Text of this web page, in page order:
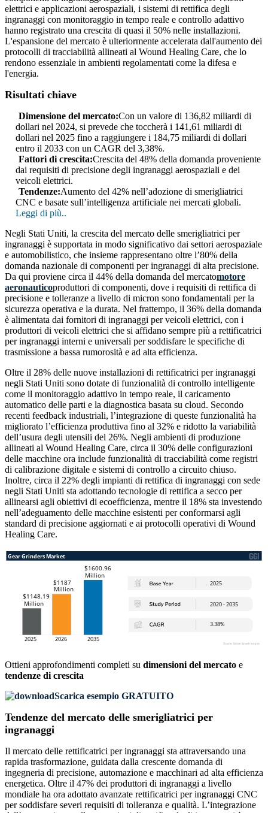
elettrici e applicazioni aerospaziali, i sistemi di rettifica degli
ingranaggi con monitoraggio in tempo reale e controllo adattivo
hanno registrato una crescita di quasi il 50% nelle installazioni.
L'espansione del mercato è ulteriormente accelerata dall'aumento dei
protocolli di tracciabilità allineati al Wound Healing Care, che lo
rendono essenziale in ambienti regolamentati come la difesa e
l'energia.
Risultati chiave
Dimensione del mercato:Con un valore di 136,82 miliardi di
dollari nel 2024, si prevede che toccherà i 141,61 miliardi di
dollari nel 2025 fino a raggiungere i 184,75 miliardi di dollari
entro il 2033 con un CAGR del 3,38%.
Fattori di crescita:Crescita del 48% della domanda proveniente
dai requisiti di precisione degli ingranaggi aerospaziali e dei
veicoli elettrici.
Tendenze:Aumento del 42% nell’adozione di smerigliatrici
CNC e basate sull’intelligenza artificiale nei mercati globali.
Leggi di più..
Negli Stati Uniti, la crescita del mercato delle smerigliatrici per
ingranaggi è supportata in modo significativo dai settori aerospaziale
e automobilistico, che insieme rappresentano oltre l’80% della
domanda nazionale di componenti per ingranaggi di alta precisione.
Da qui proviene circa il 44% della domanda del mercatomotore
aeronauticoproduttori di componenti, dove i requisiti di rettifica di
precisione e tolleranze a livello di micron sono fondamentali per la
sicurezza operativa e la durata. Nel frattempo, il 36% della domanda
è alimentata dai fornitori di ingranaggi per veicoli elettrici, con i
produttori di veicoli elettrici che si affidano sempre più a rettificatrici
per ingranaggi interni e universali per soddisfare le specifiche di
trasmissione a bassa rumorosità e ad alta efficienza.
Oltre il 28% delle nuove installazioni di rettificatrici per ingranaggi
negli Stati Uniti sono dotate di funzionalità di controllo intelligente
come il monitoraggio adattivo in tempo reale, il caricamento
automatico delle parti e la diagnostica basata su cloud. Secondo
recenti feedback industriali, l’integrazione di queste funzionalità ha
migliorato l’efficienza produttiva fino al 32% e ridotto la variabilità
dell’usura degli utensili del 26%. Negli ambienti di produzione
allineati al Wound Healing Care, circa il 30% delle configurazioni
delle macchine ora include funzionalità di tracciabilità come registri
di calibrazione digitale e sistemi di controllo a circuito chiuso.
Inoltre, circa il 22% degli impianti di rettifica di ingranaggi con sede
negli Stati Uniti sta adottando tecnologie di rettifica a secco per
allinearsi agli obiettivi di ecoefficienza, mentre il 18% sta investendo
nell’adeguamento delle macchine esistenti per conformarsi agli
standard di precisione aggiornati e ai protocolli operativi di Wound
Healing Care.
Ottieni approfondimenti completi su dimensioni del mercato e
tendenze di crescita
Scarica esempio GRATUITO
Tendenze del mercato delle smerigliatrici per
ingranaggi
Il mercato delle rettificatrici per ingranaggi sta attraversando una
rapida trasformazione, guidata dalla crescente domanda di
ingegneria di precisione, automazione e macchinari ad alta efficienza
energetica. Oltre il 47% dei produttori di ingranaggi a livello
mondiale ha ora adottato avanzate rettificatrici per ingranaggi CNC
per soddisfare severi requisiti di tolleranza e qualità. L’integrazione